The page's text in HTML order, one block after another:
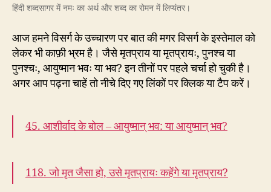
हिंदी शब्दसागर में नमः का अर्थ और शब्द का रोमन में लिप्यंतर।
आज हमने विसर्ग के उच्चारण पर बात की मगर विसर्ग के इस्तेमाल को
लेकर भी काफ़ी भ्रम है। जैसे मृतप्राय या मृतप्रायः, पुनश्च या
पुनश्चः, आयुष्मान भवः या भव? इन तीनों पर पहले चर्चा हो चुकी है।
अगर आप पढ़ना चाहें तो नीचे दिए गए लिंकों पर क्लिक या टैप करें।
45. आशीर्वाद के बोल – आयुष्मान् भव: या आयुष्मान् भव?
118. जो मृत जैसा हो, उसे मृतप्रायः कहेंगे या मृतप्राय?